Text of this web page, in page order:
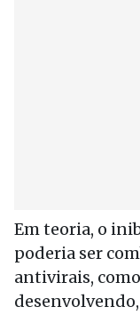
Em teoria, o
poderia ser
antivirais,